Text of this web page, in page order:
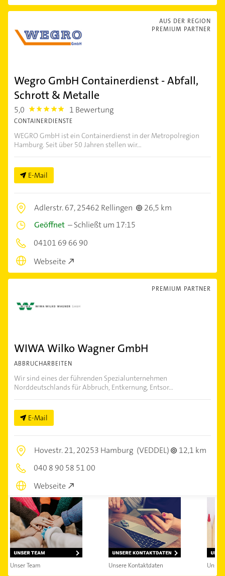
AUS DER REGION
PREMIUM PARTNER
Wegro GmbH Containerdienst - Abfall,
Schrott & Metalle
5,0 5.0 1 Bewertung
CONTAINERDIENSTE
WEGRO GmbH ist ein Containerdienst in der Metropolregion
Hamburg. Seit über 50 Jahren stellen wir...
E-Mail
Adlerstr. 67,25462 Rellingen
26,5 km
Geöffnet –Schließt um 17:15
04101 69 66 90
Webseite
PREMIUM PARTNER
WIWA Wilko Wagner GmbH
ABBRUCHARBEITEN
Wir sind eines der führenden Spezialunternehmen
Norddeutschlands für Abbruch, Entkernung, Entsor...
E-Mail
Hovestr. 21,20253 Hamburg (VEDDEL)
12,1 km
040 8 90 58 51 00
Webseite
Unser Team Unsere Kontaktdaten